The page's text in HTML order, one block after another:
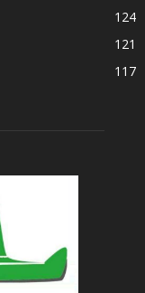
124
121
117